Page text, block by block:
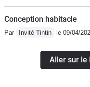
Conception habitacle
Par Invité Tintin le 09/04/
Aller sur le